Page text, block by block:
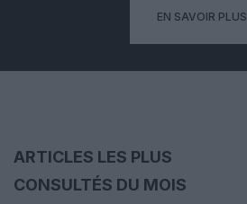
EN SAVOIR PLUS
ARTICLES LES PLUS
CONSULTÉS DU MOIS